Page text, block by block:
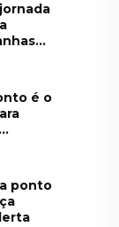
é o
ponto